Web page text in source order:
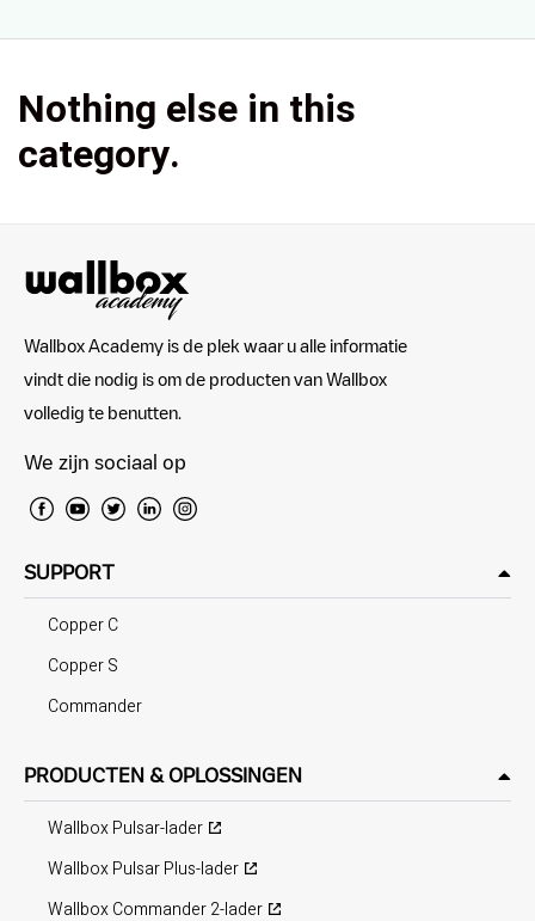
Nothing else in this
category.
Wallbox Academy is de plek waar u alle informatie
vindt die nodig is om de producten van Wallbox
volledig te benutten.
We zijn sociaal op
SUPPORT
Copper C
Copper S
Commander
PRODUCTEN & OPLOSSINGEN
Wallbox Pulsar-lader
Wallbox Pulsar Plus-lader
Wallbox Commander 2-lader